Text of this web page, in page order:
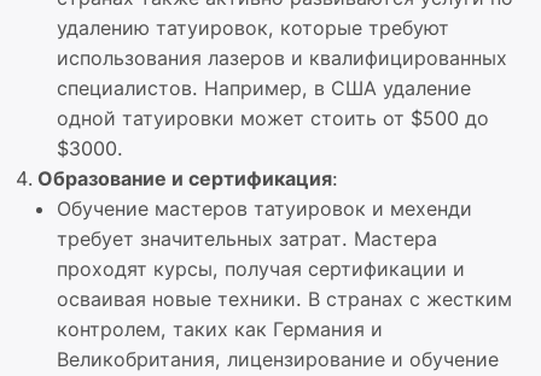
удалению татуировок, которые требуют
использования лазеров и квалифицированных
специалистов. Например, в США удаление
одной татуировки может стоить от $500 до
$3000.
Образование и сертификация:
Обучение мастеров татуировок и мехенди
требует значительных затрат. Мастера
проходят курсы, получая сертификации и
осваивая новые техники. В странах с жестким
контролем, таких как Германия и
Великобритания, лицензирование и обучение